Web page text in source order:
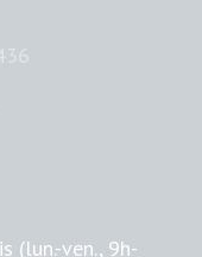
(lun.-ven., 9h-